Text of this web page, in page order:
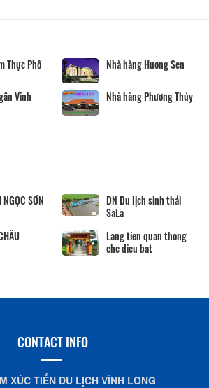
Thực Phố Nhà hàng Hương Sen
Vinh Nhà hàng Phương Thủy
SƠN
DN Du lịch sinh thái
SaLa
Lang tien quan thong
che dieu bat
CONTACT INFO
XÚC TIẾN DU LỊCH VĨNH LONG